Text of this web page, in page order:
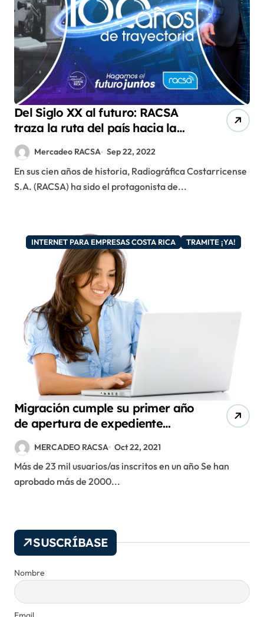
Del Siglo XX al futuro: RACSA
traza la ruta del país hacia la
transformación tecnológica￼
Mercadeo RACSA Sep 22, 2022
En sus cien años de historia, Radiográfica Costarricense
S.A. (RACSA) ha sido el protagonista de...
INTERNET PARA EMPRESAS COSTA RICA TRAMITE ¡YA!
Migración cumple su primer año
de apertura de expediente
digital
MERCADEO RACSA Oct 22, 2021
Más de 23 mil usuarios/as inscritos en un año Se han
aprobado más de 2000...
SUSCRÍBASE
Nombre